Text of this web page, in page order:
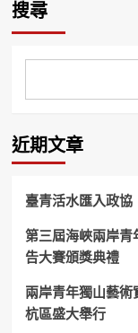
白
彩
色
攝
大
師
贊
庭
辭
搜尋
近期文章
臺青活水匯入政
第三屆海峽兩岸青
告大賽頒獎典禮
兩岸青年獨山藝
杭區盛大舉行